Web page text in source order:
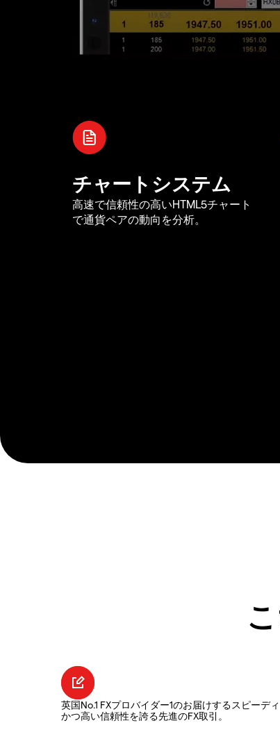
チャートシステム
高速で信頼性の高いHTML5チャート
で通貨ペアの動向を分析。
英国No.1 FXプロバイダー1のお届けするスピーデ
かつ高い信頼性を誇る先進のFX取引。